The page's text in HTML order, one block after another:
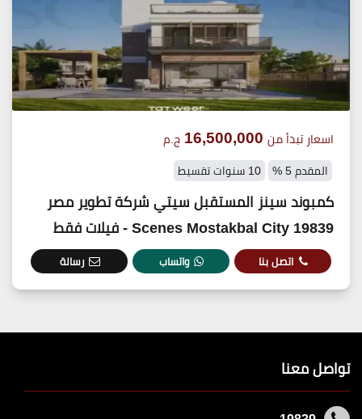
اسعار تبدأ من 16,500,000 ج.م
المقدم 5 % 10 سنوات تقسيط
كمبوند سينز المستقبل سيتي شركة تطوير مصر
19839 Scenes Mostakbal City - فيلات فقط
اتصل بنا واتساب رسالة
تواصل معنا